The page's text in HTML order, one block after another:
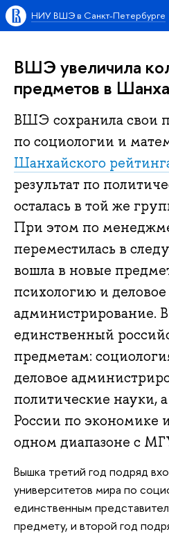
НИУ ВШЭ в Санкт-Петербурге
ВШЭ увеличила
предметов в
ВШЭ сохранила свои
по социологии и
Шанхайского
результат по
осталась в той же
При этом по
переместилась в
вошла в новые
психологию и деловое
единственный
предметам:
деловое
политические науки,
России по экономике
одном диапазоне с
Вышка третий год подряд
университетов мира по
единственным
предмету, и второй год